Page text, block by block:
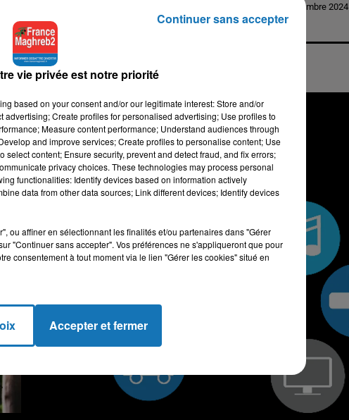
26 décembre 2024
vie privée est notre priorité
based on your consent and/or our legitimate interest: Store and/or
Create profiles for personalised advertising; Use profiles to
Measure content performance; Understand audiences through
and improve services; Create profiles to personalise content; Use
content; Ensure security, prevent and detect fraud, and fix errors;
privacy choices. These technologies may process personal
functionalities: Identify devices based on information actively
data from other data sources; Link different devices; Identify devices
ou affiner en sélectionnant les finalités et/ou partenaires dans "Gérer
"Continuer sans accepter". Vos préférences ne s'appliqueront que pour
consentement à tout moment via le lien "Gérer les cookies" situé en
Accepter et fermer
Continuer sans accepter